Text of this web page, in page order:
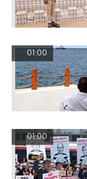
01:00
01:00